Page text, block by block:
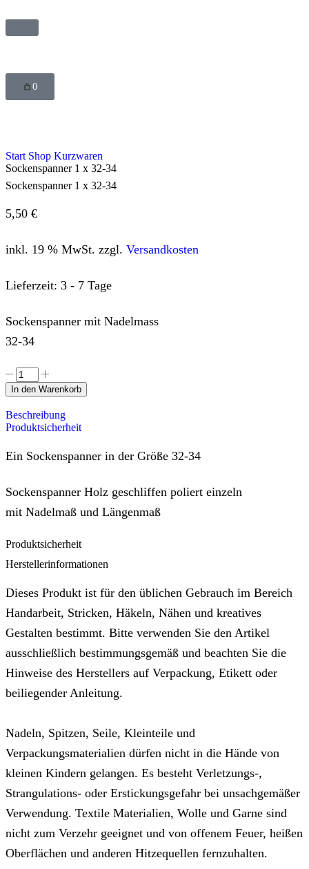
0
Start Shop Kurzwaren
Sockenspanner 1 x 32-34
Sockenspanner 1 x 32-34
5,50 €
inkl. 19 % MwSt. zzgl. Versandkosten
Lieferzeit: 3 - 7 Tage
Sockenspanner mit Nadelmass
32-34
In den Warenkorb
Beschreibung
Produktsicherheit
Ein Sockenspanner in der Größe 32-34
Sockenspanner Holz geschliffen poliert einzeln
mit Nadelmaß und Längenmaß
Produktsicherheit
Herstellerinformationen
Dieses Produkt ist für den üblichen Gebrauch im Bereich
Handarbeit, Stricken, Häkeln, Nähen und kreatives
Gestalten bestimmt. Bitte verwenden Sie den Artikel
ausschließlich bestimmungsgemäß und beachten Sie die
Hinweise des Herstellers auf Verpackung, Etikett oder
beiliegender Anleitung.
Nadeln, Spitzen, Seile, Kleinteile und
Verpackungsmaterialien dürfen nicht in die Hände von
kleinen Kindern gelangen. Es besteht Verletzungs-,
Strangulations- oder Erstickungsgefahr bei unsachgemäßer
Verwendung. Textile Materialien, Wolle und Garne sind
nicht zum Verzehr geeignet und von offenem Feuer, heißen
Oberflächen und anderen Hitzequellen fernzuhalten.